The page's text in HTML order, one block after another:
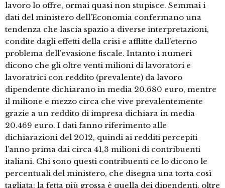
lavoro lo offre, ormai quasi non stupisce. Semmai i
dati del ministero dell’Economia confermano una
tendenza che lascia spazio a diverse interpretazioni,
condite dagli effetti della crisi e afflitte dall’eterno
problema dell’evasione fiscale. Intanto i numeri
dicono che gli oltre venti milioni di lavoratori e
lavoratrici con reddito (prevalente) da lavoro
dipendente dichiarano in media 20.680 euro, mentre
il milione e mezzo circa che vive prevalentemente
grazie a un reddito di impresa dichiara in media
20.469 euro. I dati fanno riferimento alle
dichiarazioni del 2012, quindi ai redditi percepiti
l’anno prima dai circa 41,3 milioni di contribuenti
italiani. Chi sono questi contribuenti ce lo dicono le
percentuali del ministero, che disegna una torta così
tagliata: la fetta più grossa è quella dei dipendenti, oltre